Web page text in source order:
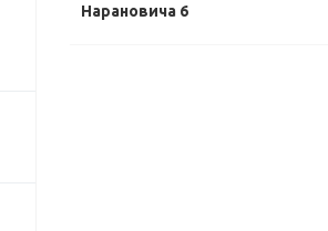
Нарановича 6